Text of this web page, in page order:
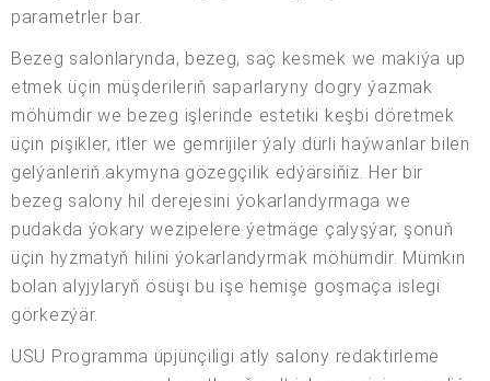
parametrler bar.
Bezeg salonlarynda, bezeg, saç kesmek we makiýa up
etmek üçin müşderileriň saparlaryny dogry ýazmak
möhümdir we bezeg işlerinde estetiki keşbi döretmek
üçin pişikler, itler we gemrijiler ýaly dürli haýwanlar bilen
gelýänleriň akymyna gözegçilik edýärsiňiz. Her bir
bezeg salony hil derejesini ýokarlandyrmaga we
pudakda ýokary wezipelere ýetmäge çalyşýar, şonuň
üçin hyzmatyň hilini ýokarlandyrmak möhümdir. Mümkin
bolan alyjylaryň ösüşi bu işe hemişe goşmaça islegi
görkezýär.
USU Programma üpjünçiligi atly salony redaktirleme